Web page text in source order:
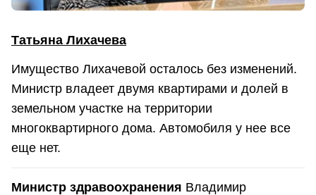
Татьяна Лихачева
Имущество Лихачевой осталось без изменений.
Министр владеет двумя квартирами и долей в
земельном участке на территории
многоквартирного дома. Автомобиля у нее все
еще нет.
Министр здравоохранения Владимир